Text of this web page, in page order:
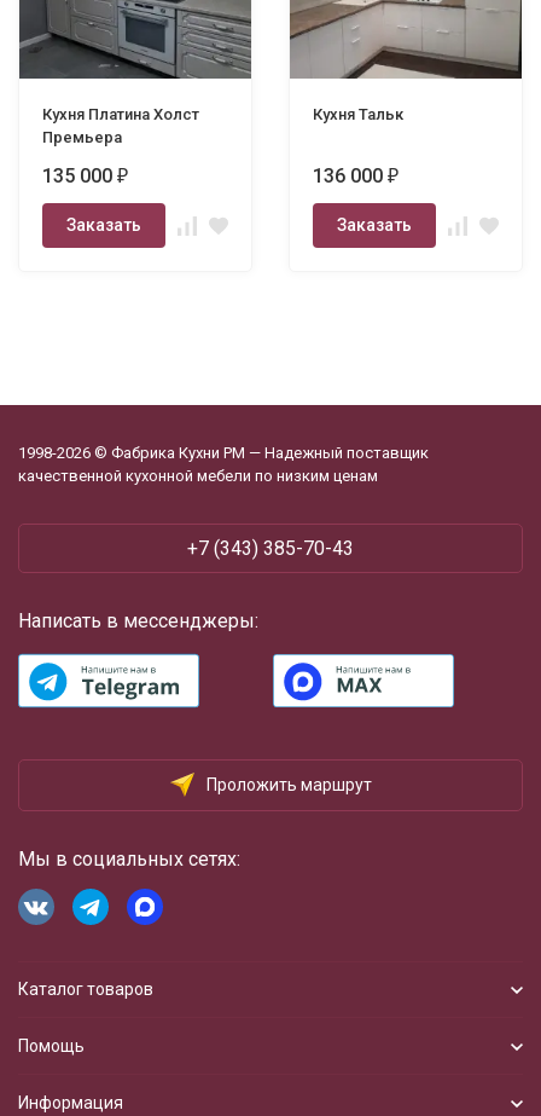
Кухня Платина Холст
Премьера
135 000 ₽
Заказать
Кухня Тальк
136 000 ₽
Заказать
1998-2026 © Фабрика Кухни РМ — Надежный поставщик
качественной кухонной мебели по низким ценам
+7 (343) 385-70-43
Написать в мессенджеры:
Проложить маршрут
Мы в социальных сетях:
Каталог товаров
Помощь
Информация